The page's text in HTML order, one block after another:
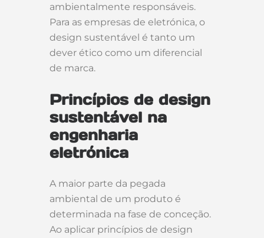
ambientalmente responsáveis.
Para as empresas de eletrónica, o
design sustentável é tanto um
dever ético como um diferencial
de marca.
Princípios de design
sustentável na
engenharia
eletrónica
A maior parte da pegada
ambiental de um produto é
determinada na fase de conceção.
Ao aplicar princípios de design